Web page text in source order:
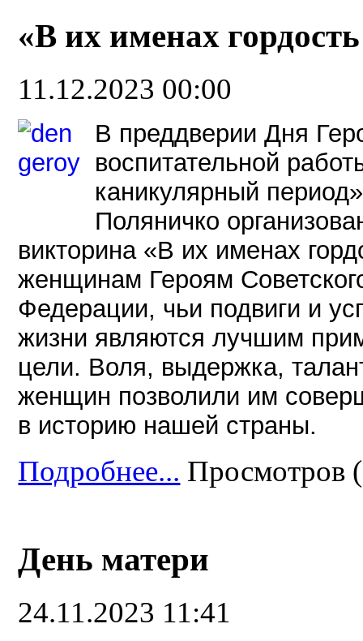
«В их именах
11.12.2023 00:00
В преддверии Дня
воспитательной
каникулярный
Поляничко
викторина «В их именах
женщинам Героям
Федерации, чьи подвиги и
жизни являются лучшим
цели. Воля, выдержка,
женщин позволили им
в историю нашей страны.
Подробнее... Просмотров
День матери
24.11.2023 11:41